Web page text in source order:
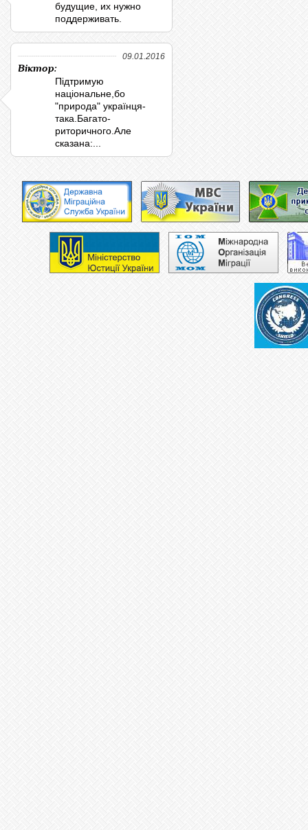
будущие, их нужно
поддерживать.
09.01.2016
Віктор:
Підтримую
національне,бо
"природа" українця-
така.Багато-
риторичного.Але
сказана:...